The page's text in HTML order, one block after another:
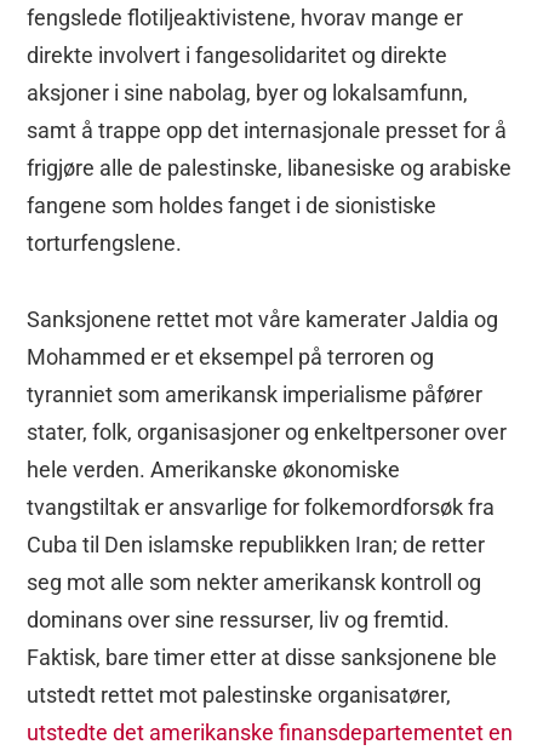
fengslede flotiljeaktivistene, hvorav mange er
direkte involvert i fangesolidaritet og direkte
aksjoner i sine nabolag, byer og lokalsamfunn,
samt å trappe opp det internasjonale presset for å
frigjøre alle de palestinske, libanesiske og arabiske
fangene som holdes fanget i de sionistiske
torturfengslene.
Sanksjonene rettet mot våre kamerater Jaldia og
Mohammed er et eksempel på terroren og
tyranniet som amerikansk imperialisme påfører
stater, folk, organisasjoner og enkeltpersoner over
hele verden. Amerikanske økonomiske
tvangstiltak er ansvarlige for folkemordforsøk fra
Cuba til Den islamske republikken Iran; de retter
seg mot alle som nekter amerikansk kontroll og
dominans over sine ressurser, liv og fremtid.
Faktisk, bare timer etter at disse sanksjonene ble
utstedt rettet mot palestinske organisatører,
utstedte det amerikanske finansdepartementet en